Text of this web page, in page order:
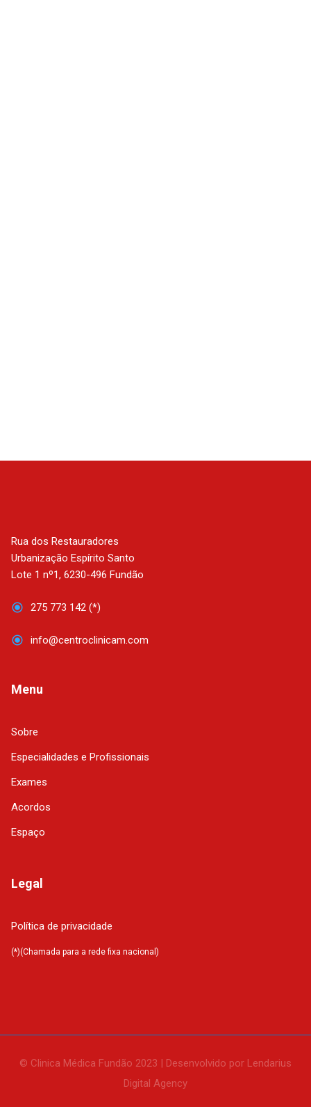
Rua dos Restauradores
Urbanização Espírito Santo
Lote 1 nº1, 6230-496 Fundão
275 773 142 (*)
info@centroclinicam.com
Menu
Sobre
Especialidades e Profissionais
Exames
Acordos
Espaço
Legal
Política de privacidade
(*)(Chamada para a rede fixa nacional)
© Clinica Médica Fundão 2023 | Desenvolvido por Lendarius
Digital Agency